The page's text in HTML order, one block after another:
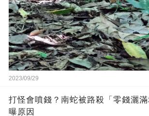
2023/09/29
打怪會噴錢？南蛇被路殺「零錢灑
曝原因